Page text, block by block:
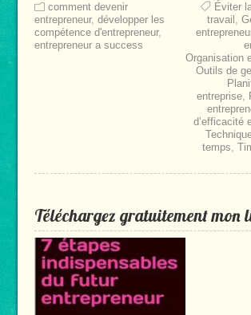
comment devenir
entrepreneur, développer les
compétence d'entrepreneur,
entrepreneur a success
Éviter
travail ,
Organisation
Outils de
entreprise,
d’efficacité
temps,
Téléchargez gratuitement mon